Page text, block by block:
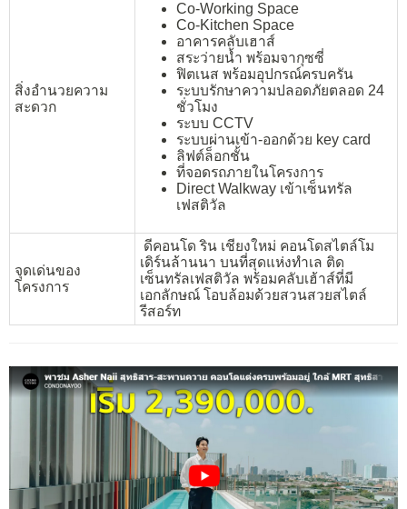
สิ่งอำนวยความ
สะดวก
Co-Working Space
Co-Kitchen Space
อาคารคลับเฮาส์
สระว่ายน้ำ พร้อมจากุซซี่
ฟิตเนส พร้อมอุปกรณ์ครบครัน
ระบบรักษาความปลอดภัยตลอด 24
ชั่วโมง
ระบบ CCTV
ระบบผ่านเข้า-ออกด้วย key card
ลิฟต์ล็อกชั้น
ที่จอดรถภายในโครงการ
Direct Walkway เข้าเซ็นทรัล
เฟสติวัล
จุดเด่นของ
โครงการ
ดีคอนโด ริน เชียงใหม่ คอนโดสไตล์โม
เดิร์นล้านนา บนที่สุดแห่งทำเล ติด
เซ็นทรัลเฟสติวัล พร้อมคลับเฮ้าส์ที่มี
เอกลักษณ์ โอบล้อมด้วยสวนสวยสไตล์
รีสอร์ท